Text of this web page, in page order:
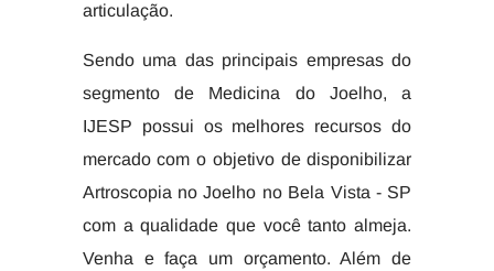
articulação.
Sendo uma das principais empresas do
segmento de Medicina do Joelho, a
IJESP possui os melhores recursos do
mercado com o objetivo de disponibilizar
Artroscopia no Joelho no Bela Vista - SP
com a qualidade que você tanto almeja.
Venha e faça um orçamento. Além de